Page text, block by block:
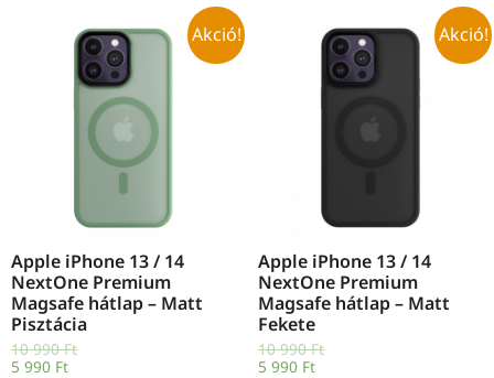
Akció!
Apple iPhone 13 / 14
NextOne Premium
Magsafe hátlap – Matt
Pisztácia
10 990Ft
5 990 Ft
Akció!
Apple iPhone 13 / 14
NextOne Premium
Magsafe hátlap – Matt
Fekete
10 990Ft
5 990 Ft